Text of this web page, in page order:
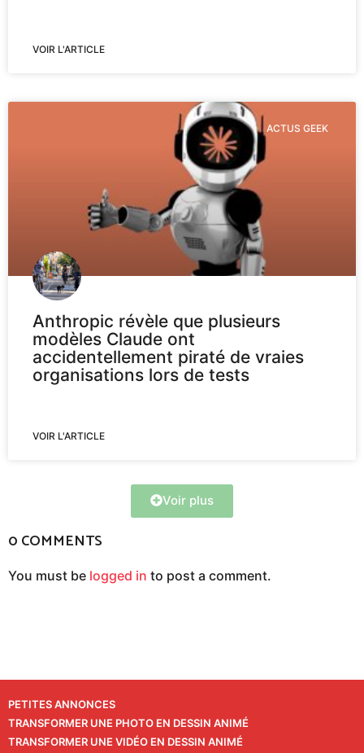
VOIR L'ARTICLE
ACTUS GEEK
Anthropic révèle que plusieurs
modèles Claude ont
accidentellement piraté de vraies
organisations lors de tests
VOIR L'ARTICLE
Voir plus
0 COMMENTS
You must be logged in to post a comment.
PETITES ANNONCES
TRANSFORMER UNE PHOTO EN DESSIN ANIMÉ
TRANSFORMER UNE VIDÉO EN DESSIN ANIMÉ